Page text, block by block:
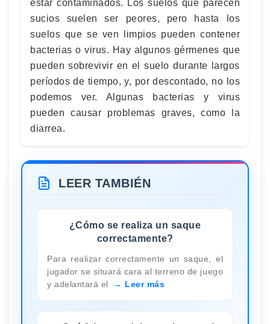
estar contaminados. Los suelos que parecen
sucios suelen ser peores, pero hasta los
suelos que se ven limpios pueden contener
bacterias o virus. Hay algunos gérmenes que
pueden sobrevivir en el suelo durante largos
períodos de tiempo, y, por descontado, no los
podemos ver. Algunas bacterias y virus
pueden causar problemas graves, como la
diarrea.
LEER TAMBIÉN
¿Cómo se realiza un saque
correctamente?
Para realizar correctamente un saque, el
jugador se situará cara al terreno de juego
y adelantará el
Leer más